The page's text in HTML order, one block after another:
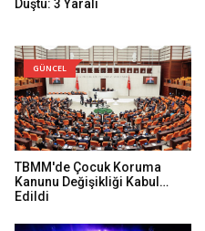
Düştü: 3 Yaralı
GÜNCEL
TBMM'de Çocuk Koruma
Kanunu Değişikliği Kabul
Edildi